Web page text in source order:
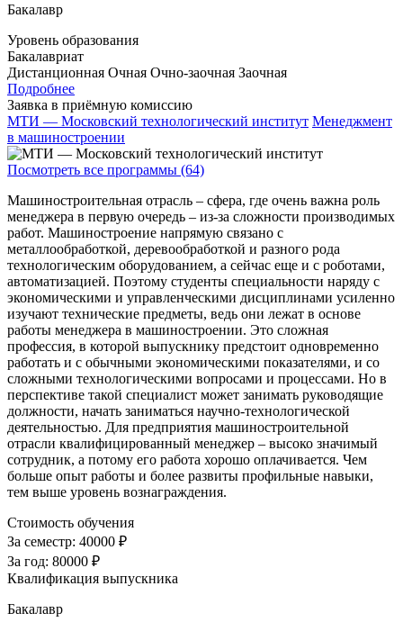
Бакалавр
Уровень образования
Бакалавриат
Дистанционная Очная Очно-заочная Заочная
Подробнее
Заявка в приёмную комиссию
МТИ — Московский технологический институт Менеджмент
в машиностроении
Посмотреть все программы (64)
Машиностроительная отрасль – сфера, где очень важна роль
менеджера в первую очередь – из-за сложности производимых
работ. Машиностроение напрямую связано с
металлообработкой, деревообработкой и разного рода
технологическим оборудованием, а сейчас еще и с роботами,
автоматизацией. Поэтому студенты специальности наряду с
экономическими и управленческими дисциплинами усиленно
изучают технические предметы, ведь они лежат в основе
работы менеджера в машиностроении. Это сложная
профессия, в которой выпускнику предстоит одновременно
работать и с обычными экономическими показателями, и со
сложными технологическими вопросами и процессами. Но в
перспективе такой специалист может занимать руководящие
должности, начать заниматься научно-технологической
деятельностью. Для предприятия машиностроительной
отрасли квалифицированный менеджер – высоко значимый
сотрудник, а потому его работа хорошо оплачивается. Чем
больше опыт работы и более развиты профильные навыки,
тем выше уровень вознаграждения.
Стоимость обучения
За семестр: 40000 ₽
За год: 80000 ₽
Квалификация выпускника
Бакалавр